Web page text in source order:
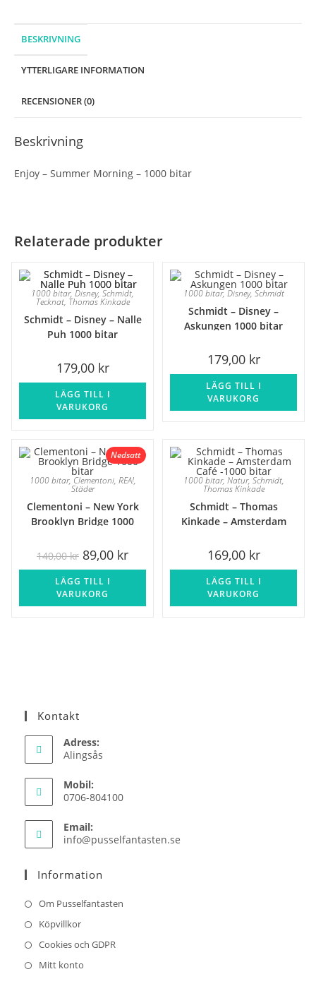
BESKRIVNING
YTTERLIGARE INFORMATION
RECENSIONER (0)
Beskrivning
Enjoy – Summer Morning – 1000 bitar
Relaterade produkter
1000 bitar, Disney, Schmidt,
Tecknat, Thomas Kinkade
Schmidt – Disney – Nalle
Puh 1000 bitar
179,00 kr
LÄGG TILL I
VARUKORG
1000 bitar, Disney, Schmidt
Schmidt – Disney –
Askungen 1000 bitar
179,00 kr
LÄGG TILL I
VARUKORG
Nedsatt
REA!
1000 bitar, Clementoni, REA!,
Städer
Clementoni – New York
Brooklyn Bridge 1000
140,00kr Det
ursprungliga
priset
var:
140,00 kr.
89,00 krDet
priset
LÄGG TILL I
VARUKORG
1000 bitar, Natur, Schmidt,
Thomas Kinkade
Schmidt – Thomas
Kinkade – Amsterdam
169,00 kr
LÄGG TILL I
VARUKORG
Kontakt
Adress:
Alingsås
Mobil:
0706-804100
Email:
info@pusselfantasten.se
Information
Om Pusselfantasten
Köpvillkor
Cookies och GDPR
Mitt konto